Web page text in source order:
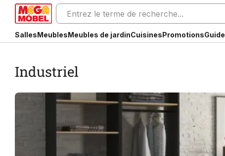
SallesMeublesMeubles de jardinCuisinesPromotionsGuide
Industriel